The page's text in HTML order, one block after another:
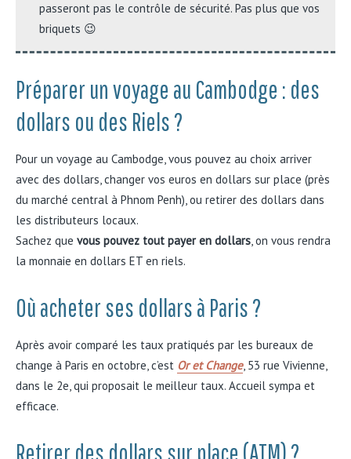
passeront pas le contrôle de sécurité. Pas plus que vos
briquets 😉
Préparer un voyage au Cambodge : des
dollars ou des Riels ?
Pour un voyage au Cambodge, vous pouvez au choix arriver
avec des dollars, changer vos euros en dollars sur place (près
du marché central à Phnom Penh), ou retirer des dollars dans
les distributeurs locaux.
Sachez que vous pouvez tout payer en dollars, on vous rendra
la monnaie en dollars ET en riels.
Où acheter ses dollars à Paris ?
Après avoir comparé les taux pratiqués par les bureaux de
change à Paris en octobre, c’est Or et Change, 53 rue Vivienne,
dans le 2e, qui proposait le meilleur taux. Accueil sympa et
efficace.
Retirer des dollars sur place (ATM) ?